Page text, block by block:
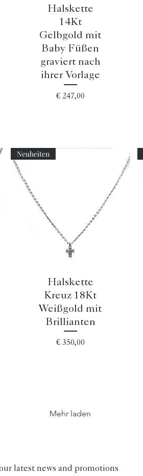
Schnellansicht
Halskette
14Kt
Gelbgold mit
Baby Füßen
graviert nach
ihrer Vorlage
Preis
€ 247,00
Schnellansicht
Neuheiten
Halskette
Kreuz 18Kt
Weißgold mit
Brillianten
Preis
€ 350,00
Mehr laden
latest news and promotions